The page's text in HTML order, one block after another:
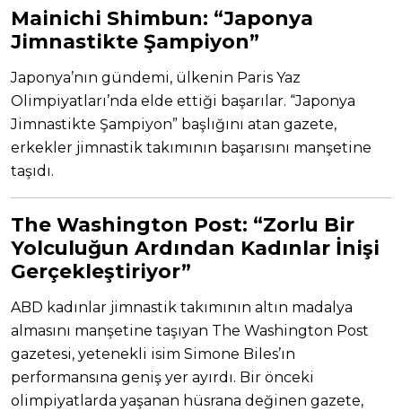
Mainichi Shimbun: “Japonya
Jimnastikte Şampiyon”
Japonya’nın gündemi, ülkenin Paris Yaz
Olimpiyatları’nda elde ettiği başarılar. “Japonya
Jimnastikte Şampiyon” başlığını atan gazete,
erkekler jimnastik takımının başarısını manşetine
taşıdı.
The Washington Post: “Zorlu Bir
Yolculuğun Ardından Kadınlar İnişi
Gerçekleştiriyor”
ABD kadınlar jimnastik takımının altın madalya
almasını manşetine taşıyan The Washington Post
gazetesi, yetenekli isim Simone Biles’ın
performansına geniş yer ayırdı. Bir önceki
olimpiyatlarda yaşanan hüsrana değinen gazete,